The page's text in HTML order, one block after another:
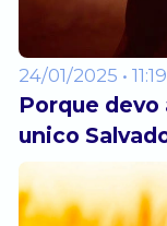
24/01/2025 • 11:19
Porque
unico